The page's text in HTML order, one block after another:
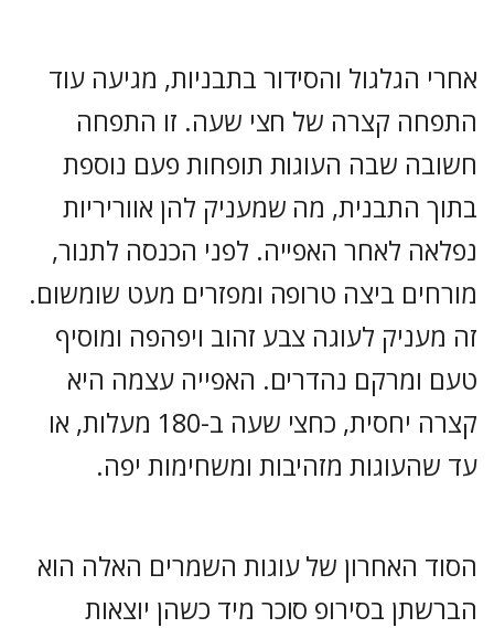
אחרי הגלגול והסידור בתבניות, מגיעה עוד
התפחה קצרה של חצי שעה. זו התפחה
חשובה שבה העוגות תופחות פעם נוספת
בתוך התבנית, מה שמעניק להן אווריריות
נפלאה לאחר האפייה. לפני הכנסה לתנור,
מורחים ביצה טרופה ומפזרים מעט שומשום.
זה מעניק לעוגה צבע זהוב ויפהפה ומוסיף
טעם ומרקם נהדרים. האפייה עצמה היא
קצרה יחסית, כחצי שעה ב-180 מעלות, או
עד שהעוגות מזהיבות ומשחימות יפה.
הסוד האחרון של עוגות השמרים האלה הוא
הברשתן בסירופ סוכר מיד כשהן יוצאות